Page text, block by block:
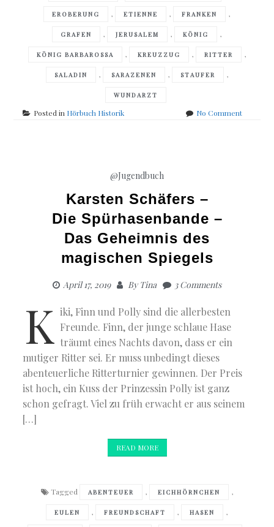
EROBERUNG , ETIENNE , FRANKEN ,
GRAFEN , JERUSALEM , KÖNIG ,
KÖNIG BARBAROSSA , KREUZZUG , RITTER ,
SALADIN , SARAZENEN , STAUFER ,
WUNDARZT
Posted in Hörbuch Historik No Commenton
@Jugendbuch
Karsten Schäfers –
Die Spürhasenbande –
Das Geheimnis des
magischen Spiegels
April 17, 2019 ByTina 3 Comments
K iki, Finn und Polly sind die allerbesten
Freunde. Finn, der junge schlaue Hase
träumt eines Nachts davon, dass er ein
mutiger Ritter sei. Er muss unbedingt dieses
abenteuerliche Ritterturnier gewinnen. Der Preis
ist hoch, ein Kuss der Prinzessin Polly ist ganz
schon gefragt. Viel zu früh erwacht er aus seinem
[…]
READ MORE
Tagged ABENTEUER , EICHHÖRNCHEN ,
EULEN , FREUNDSCHAFT , HASEN ,